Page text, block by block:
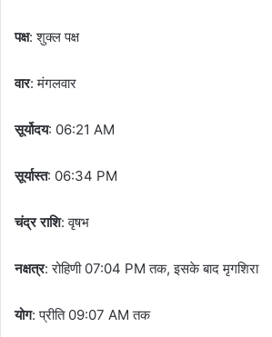
पक्ष: शुक्ल पक्ष
वार: मंगलवार
सूर्योदय: 06:21 AM
सूर्यास्त: 06:34 PM
चंद्र राशि: वृषभ
नक्षत्र: रोहिणी 07:04 PM तक, इसके बाद मृगशिरा
योग: प्रीति 09:07 AM तक